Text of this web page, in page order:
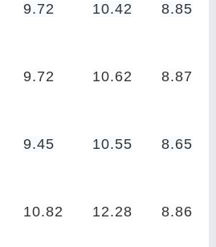
9.72 10.42 8.85
9.72 10.62 8.87
9.45 10.55 8.65
10.82 12.28 8.86